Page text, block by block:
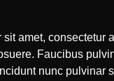
sit amet,
Faucibus
nunc pulvinar